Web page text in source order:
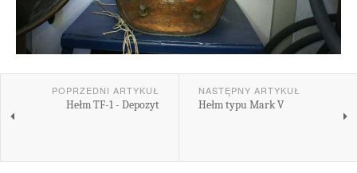
POPRZEDNI ARTYKUŁ
Hełm TF-1 - Depozyt
NASTĘPNY ARTYKUŁ
Hełm typu Mark V